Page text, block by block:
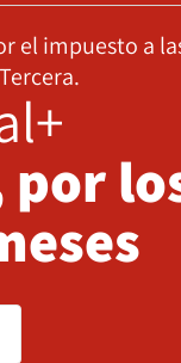
el impuesto a
por